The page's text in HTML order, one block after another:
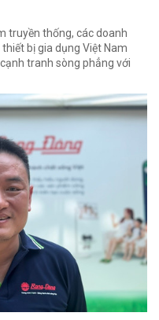
truyền thống, các doanh
bị gia dụng Việt Nam
tranh sòng phẳng với